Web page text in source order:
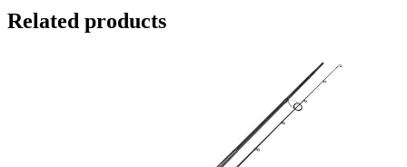
Related products